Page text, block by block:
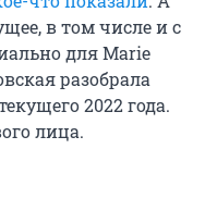
в том числе и с
для Marie
разобрала
2022 года.
лица.